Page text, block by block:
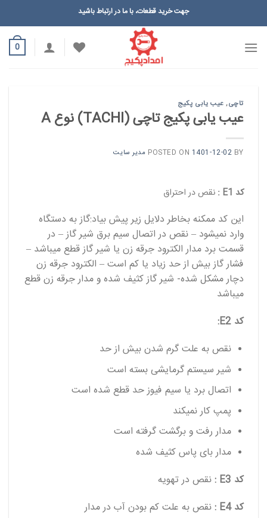
جهت خرید قطعات، با ما در ارتباط باشید
0
تاچی, عیب یابی پکیج
عیب یابی پکیج تاچی (TACHI) نوع A
POSTED ON 1401-12-02 BY مدیر سایت
کد E1 : نقص در احتراق
این کد ممکنه بخاطر دلایل زیر پیش بیاد:گاز به دستگاه
وارد نمیشود – نقص در اتصال سیم برق شیر گاز – در
قسمت برد مدار الکترود جرقه زن یا شیر گاز قطع میباشد –
فشار گاز بیش از حد زیاد یا کم است – الکترود جرقه زن
دچار مشکل شده- شیر گاز کثیف شده و مدار جرقه زن قطع
میباشد
کد E2:
نقص به علت گرم شدن بیش از حد
شیر سیستم گرمایشی بسته است
اتصال برد یا سیم فیوز حد قطع شده است
پمپ کار نمیکند
مدار رفت و برگشت گرفته است
مدار بای پاس کثیف شده
کد E3 :
نقص در تهویه
کد E4 :
نقص به علت کم بودن آب در مدار